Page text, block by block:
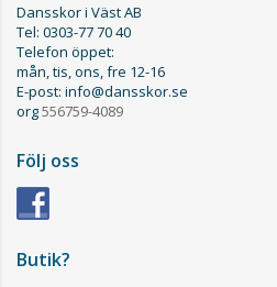
Dansskor i Väst AB
Tel: 0303-77 70 40
Telefon öppet:
mån, tis, ons, fre 12-16
E-post: info@dansskor.se
org556759-4089
Följ oss
Butik?